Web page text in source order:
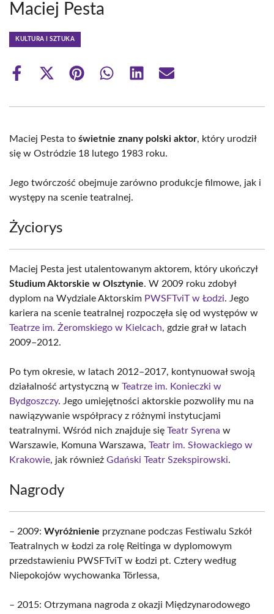
Maciej Pesta
KULTURA I SZTUKA
Share
Share
(Twitter)
Share Share Share Share
Maciej Pesta to świetnie znany polski aktor, który urodził
się w Ostródzie 18 lutego 1983 roku.
Jego twórczość obejmuje zarówno produkcje filmowe, jak i
występy na scenie teatralnej.
Życiorys
Maciej Pesta jest utalentowanym aktorem, który ukończył
Studium Aktorskie w Olsztynie. W 2009 roku zdobył
dyplom na Wydziale Aktorskim PWSFTviT w Łodzi. Jego
kariera na scenie teatralnej rozpoczęła się od występów w
Teatrze im. Żeromskiego w Kielcach, gdzie grał w latach
2009–2012.
Po tym okresie, w latach 2012–2017, kontynuował swoją
działalność artystyczną w Teatrze im. Konieczki w
Bydgoszczy. Jego umiejętności aktorskie pozwoliły mu na
nawiązywanie współpracy z różnymi instytucjami
teatralnymi. Wśród nich znajduje się Teatr Syrena w
Warszawie, Komuna Warszawa, Teatr im. Słowackiego w
Krakowie, jak również Gdański Teatr Szekspirowski.
Nagrody
– 2009: Wyróżnienie przyznane podczas Festiwalu Szkół
Teatralnych w Łodzi za rolę Reitinga w dyplomowym
przedstawieniu PWSFTviT w Łodzi pt. Cztery według
Niepokojów wychowanka Törlessa,
– 2015: Otrzymana nagroda z okazji Międzynarodowego